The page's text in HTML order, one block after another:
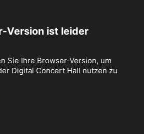
Version ist leider
Sie Ihre Browser-Version, um
Digital Concert Hall nutzen zu